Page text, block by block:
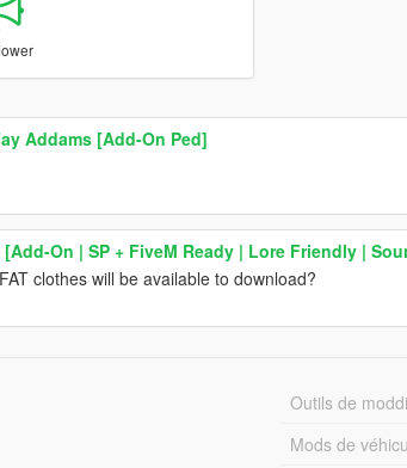
Addams [Add-On Ped]
[Add-On | SP + FiveM Ready | Lore Friendly |
clothes will be available to download?
Outils de
Mods de